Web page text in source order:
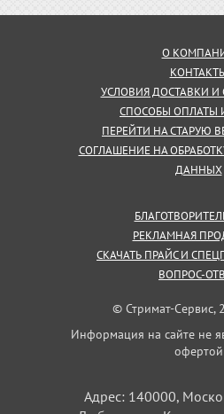
О
УСЛОВИЯ ДОСТАВКИ
СПОСОБЫ ОПЛАТЫ
ПЕРЕЙТИ НА СТАРУЮ
СОГЛАШЕНИЕ НА
ДАННЫХ
РЕКЛАМНАЯ
СКАЧАТЬ ПРАЙС И
ВОПРОС-
© Стримат-Сервис,
Информация на сайте не
офертой
Адрес: 140000,